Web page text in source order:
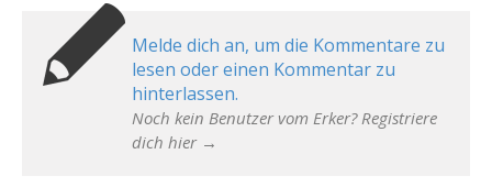
Melde dich an, um die Kommentare zu
lesen oder einen Kommentar zu
hinterlassen.
Noch kein Benutzer vom Erker? Registriere
dich hier →